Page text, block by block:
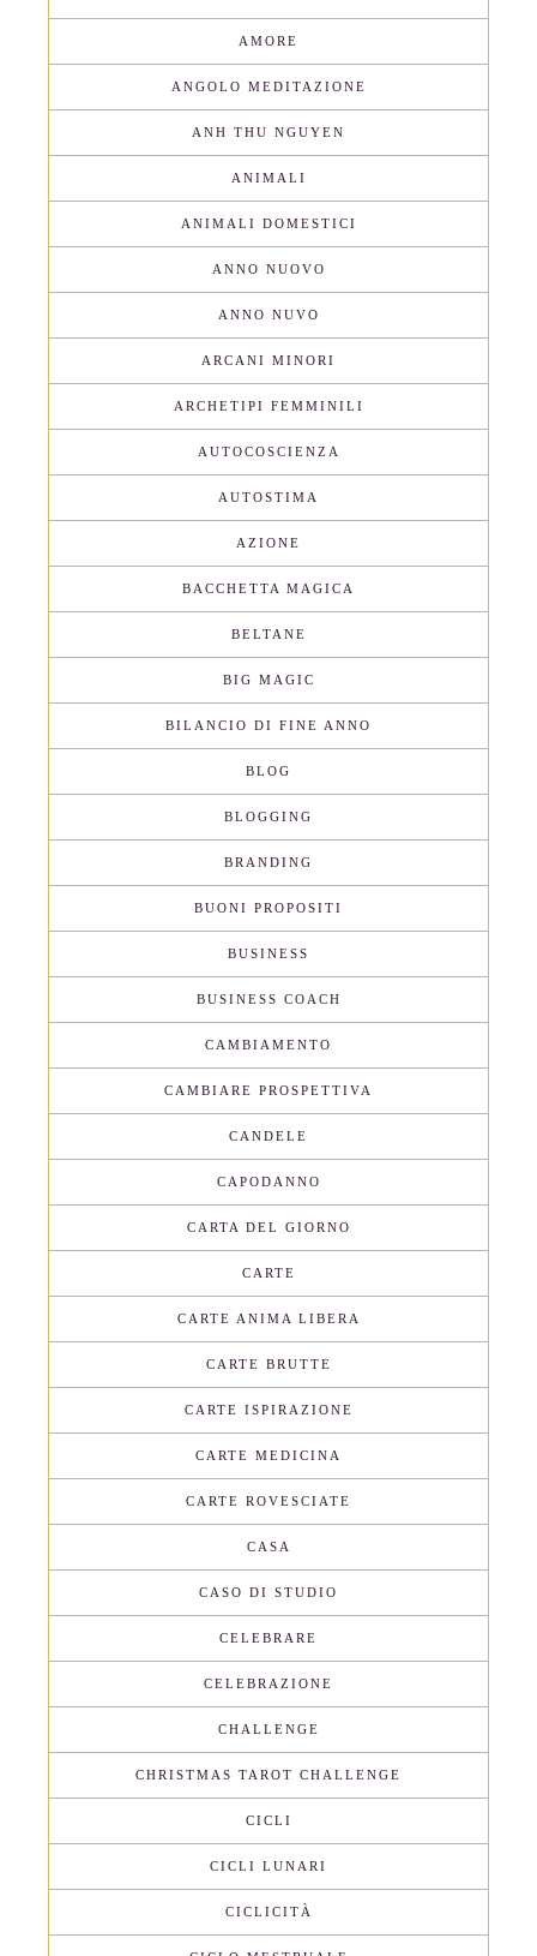
AMORE
ANGOLO MEDITAZIONE
ANH THU NGUYEN
ANIMALI
ANIMALI DOMESTICI
ANNO NUOVO
ANNO NUVO
ARCANI MINORI
ARCHETIPI FEMMINILI
AUTOCOSCIENZA
AUTOSTIMA
AZIONE
BACCHETTA MAGICA
BELTANE
BIG MAGIC
BILANCIO DI FINE ANNO
BLOG
BLOGGING
BRANDING
BUONI PROPOSITI
BUSINESS
BUSINESS COACH
CAMBIAMENTO
CAMBIARE PROSPETTIVA
CANDELE
CAPODANNO
CARTA DEL GIORNO
CARTE
CARTE ANIMA LIBERA
CARTE BRUTTE
CARTE ISPIRAZIONE
CARTE MEDICINA
CARTE ROVESCIATE
CASA
CASO DI STUDIO
CELEBRARE
CELEBRAZIONE
CHALLENGE
CHRISTMAS TAROT CHALLENGE
CICLI
CICLI LUNARI
CICLICITÀ